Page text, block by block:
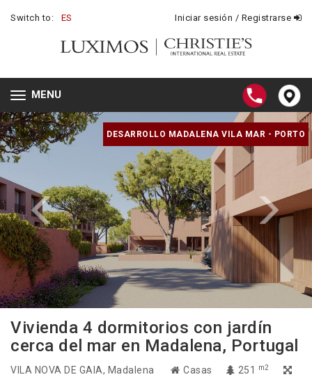
Switch to: ES Iniciar sesión / Registrarse
Toggle
navigation
MENU
DESARROLLO MADALENA VILA MAR - PORTO
Vivienda 4 dormitorios con jardín
cerca del mar en Madalena, Portugal
VILA NOVA DE GAIA, Madalena Casas 251 m2